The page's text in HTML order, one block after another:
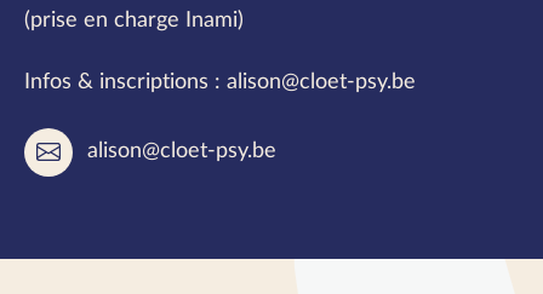
(prise en charge Inami)
Infos & inscriptions : alison@cloet-psy.be
alison@cloet-psy.be